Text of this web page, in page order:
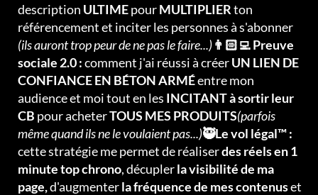
description ULTIMEpourMULTIPLIERton
référencement et inciter les personnes à s'abonner
(ils auront trop peur de ne pas le faire...)👨🏻‍💻 Preuve
sociale 2.0 :comment j'ai réussi à créerUN LIEN DE
CONFIANCE EN BÉTON ARMÉentre mon
audience et moi tout en les INCITANT à sortir leur
CB pour acheterTOUS MES PRODUITS(parfois
même quand ils ne le voulaient pas...)🥷Le vol légal™ :
cette stratégie me permet de réaliserdes réels en 1
minute top chrono, décuplerla visibilité de ma
page,d'augmenterla fréquence de mes contenuset